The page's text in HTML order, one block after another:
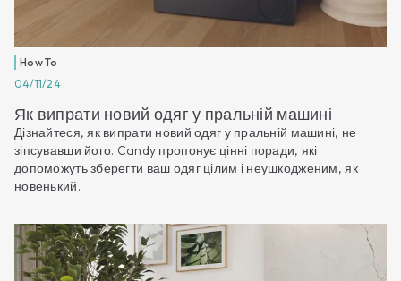
How To
04/11/24
Як випрати новий одяг у пральній машині
Дізнайтеся, як випрати новий одяг у пральній машині, не
зіпсувавши його. Candy пропонує цінні поради, які
допоможуть зберегти ваш одяг цілим і неушкодженим, як
новенький.